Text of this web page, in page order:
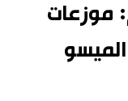
موزعات